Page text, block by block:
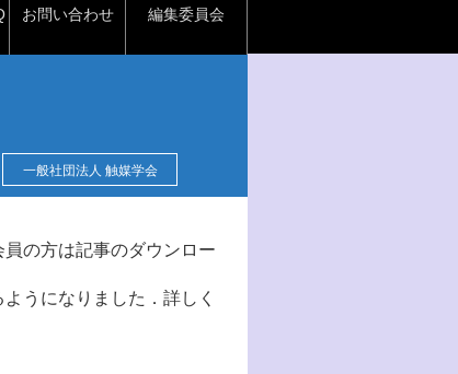
お問い合わせ 編集委員会
一般社団法人 触媒学会
の方は記事のダウンロー
うになりました．詳しく